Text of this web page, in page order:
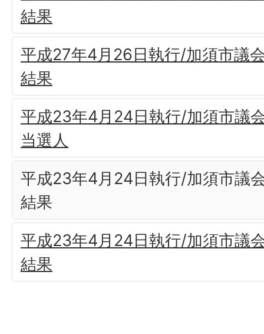
結果
平成27年4月26日執行/加須市議
結果
平成23年4月24日執行/加須市議
当選人
平成23年4月24日執行/加須市議
結果
平成23年4月24日執行/加須市議
結果